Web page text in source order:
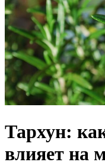
Тархун:
влияет на